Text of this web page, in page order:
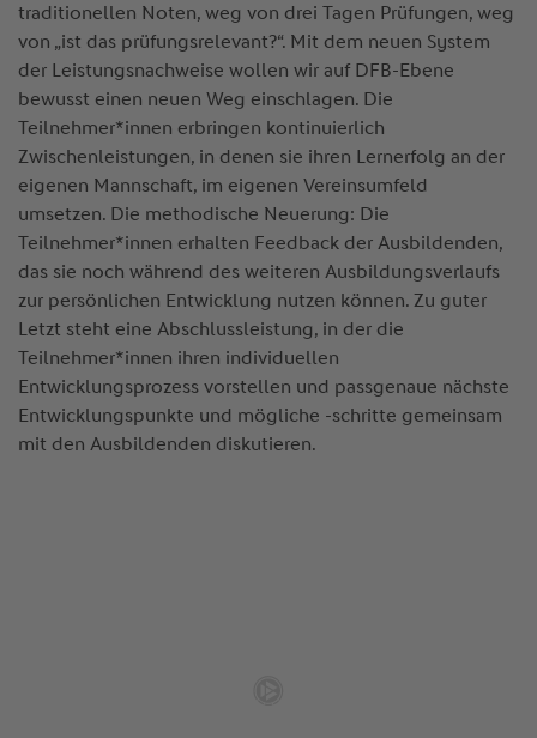
traditionellen Noten, weg von drei Tagen Prüfungen, weg
von „ist das prüfungsrelevant?“. Mit dem neuen System
der Leistungsnachweise wollen wir auf DFB-Ebene
bewusst einen neuen Weg einschlagen. Die
Teilnehmer*innen erbringen kontinuierlich
Zwischenleistungen, in denen sie ihren Lernerfolg an der
eigenen Mannschaft, im eigenen Vereinsumfeld
umsetzen. Die methodische Neuerung: Die
Teilnehmer*innen erhalten Feedback der Ausbildenden,
das sie noch während des weiteren Ausbildungsverlaufs
zur persönlichen Entwicklung nutzen können. Zu guter
Letzt steht eine Abschlussleistung, in der die
Teilnehmer*innen ihren individuellen
Entwicklungsprozess vorstellen und passgenaue nächste
Entwicklungspunkte und mögliche -schritte gemeinsam
mit den Ausbildenden diskutieren.